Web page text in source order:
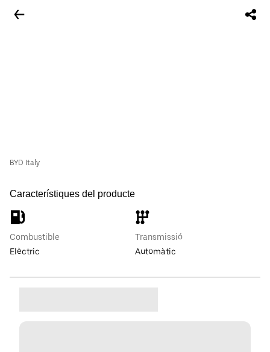
BYD Italy
Característiques del producte
Combustible
Elèctric
Transmissió
Automàtic